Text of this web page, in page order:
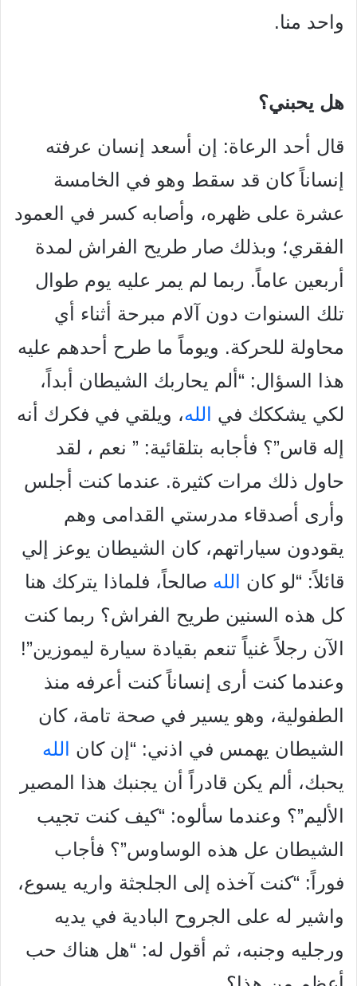
واحد منا.
هل يحبني؟
قال أحد الرعاة: إن أسعد إنسان عرفته
إنساناً كان قد سقط وهو في
الخامسة
عشرة على ظهره، وأصابه كسر في العمود
الفقري؛ وبذلك صار طريح الفراش لمدة
أربعين عاماً. ربما لم يمر عليه يوم طوال
تلك
السنوات دون آلام مبرحة أثناء أي
محاولة للحركة. ويوماً ما طرح
أحدهم عليه
هذا السؤال: “ألم يحاربك الشيطان أبداً،
لكي يشككك في
الله، ويلقي في فكرك أنه
إله قاس”؟ فأجابه بتلقائية: ” نعم ، لقد
حاول ذلك مرات كثيرة. عندما كنت أجلس
وأرى أصدقاء مدرستي القدامى وهم
يقودون سياراتهم، كان الشيطان يوعز إلي
قائلاً: “لو كان
الله صالحاً، فلماذا يتركك هنا
كل هذه السنين طريح الفراش؟ ربما كنت
الآن رجلاً غنياً تنعم بقيادة سيارة ليموزين”!
وعندما كنت أرى إنساناً كنت أعرفه منذ
الطفولية، وهو يسير في صحة تامة، كان
الشيطان يهمس في اذني: “إنكان
الله
يحبك، ألم يكن قادراً أن يجنبك هذا المصير
الأليم”؟ وعندما سألوه: “كيف كنت تجيب
الشيطان عل هذه الوساوس”؟ فأجاب
فوراً: “كنت آخذه إلى الجلجثة واريه يسوع،
واشير له على الجروح البادية في يديه
ورجليه وجنبه، ثم أقول له: “هل هناك حب